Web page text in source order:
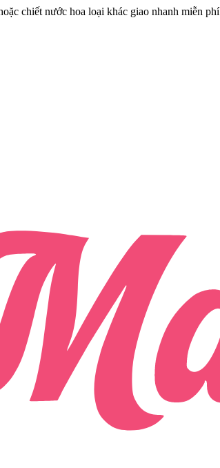
chiết nước hoa loại khác giao nhanh miễn phí